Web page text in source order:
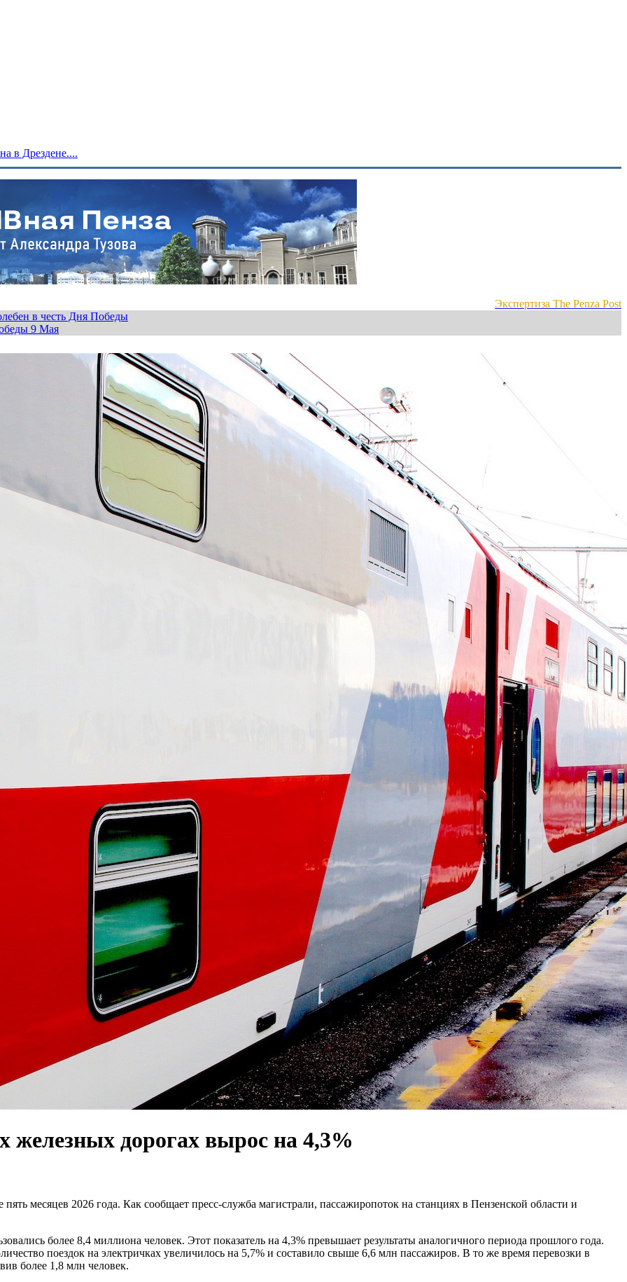
в Дрездене....
Экспертиза The Penza Post
в честь Дня Победы
9 Мая
железных дорогах вырос на 4,3%
месяцев 2026 года. Как сообщает пресс-служба магистрали, пассажиропоток на станциях в Пензенской области и
более 8,4 миллиона человек. Этот показатель на 4,3% превышает результаты аналогичного периода прошлого года.
поездок на электричках увеличилось на 5,7% и составило свыше 6,6 млн пассажиров. В то же время перевозки в
более 1,8 млн человек.